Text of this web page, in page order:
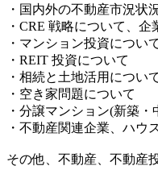
・国内外の不動産市況状
・CRE 戦略について、
・マンション投資につい
・REIT 投資について
・相続と土地活用につい
・空き家問題について
・分譲マンション(新築
・不動産関連企業、ハウ
その他、不動産、不動産